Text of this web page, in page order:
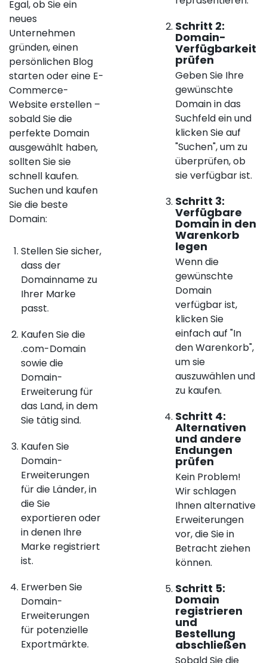
Egal, ob Sie ein
neues
Unternehmen
gründen, einen
persönlichen Blog
starten oder eine E-
Commerce-
Website erstellen –
sobald Sie die
perfekte Domain
ausgewählt haben,
sollten Sie sie
schnell kaufen.
Suchen und kaufen
Sie die beste
Domain:
Stellen Sie sicher,
dass der
Domainname zu
Ihrer Marke
passt.
Kaufen Sie die
.com-Domain
sowie die
Domain-
Erweiterung für
das Land, in dem
Sie tätig sind.
Kaufen Sie
Domain-
Erweiterungen
für die Länder, in
die Sie
exportieren oder
in denen Ihre
Marke registriert
ist.
Erwerben Sie
Domain-
Erweiterungen
für potenzielle
Exportmärkte.
Schritt 2:
Domain-
Verfügbarkeit
prüfen
Geben Sie Ihre
gewünschte
Domain in das
Suchfeld ein und
klicken Sie auf
"Suchen", um zu
überprüfen, ob
sie verfügbar ist.
Schritt 3:
Verfügbare
Domain in den
Warenkorb
legen
Wenn die
gewünschte
Domain
verfügbar ist,
klicken Sie
einfach auf "In
den Warenkorb",
um sie
auszuwählen und
zu kaufen.
Schritt 4:
Alternativen
und andere
Endungen
prüfen
Kein Problem!
Wir schlagen
Ihnen alternative
Erweiterungen
vor, die Sie in
Betracht ziehen
können.
Schritt 5:
Domain
registrieren
und
Bestellung
abschließen